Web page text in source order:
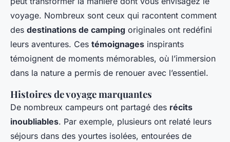
voyage. Nombreux sont ceux qui racontent comment
des destinations de camping originales ont redéfini
leurs aventures. Ces témoignages inspirants
témoignent de moments mémorables, où l’immersion
dans la nature a permis de renouer avec l’essentiel.
Histoires de voyage marquantes
De nombreux campeurs ont partagé des récits
inoubliables. Par exemple, plusieurs ont relaté leurs
séjours dans des yourtes isolées, entourées de